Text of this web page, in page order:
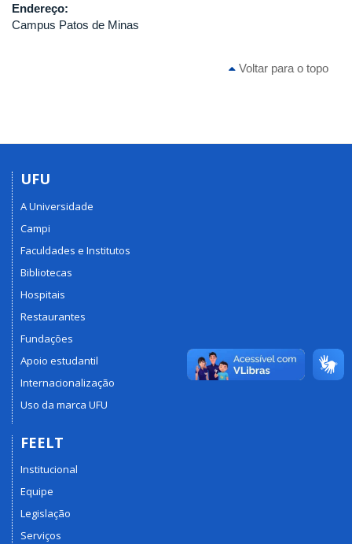
Endereço:
Campus Patos de Minas
Voltar para o topo
UFU
A Universidade
Campi
Faculdades e Institutos
Bibliotecas
Hospitais
Restaurantes
Fundações
Apoio estudantil
Internacionalização
Uso da marca UFU
FEELT
Institucional
Equipe
Legislação
Serviços